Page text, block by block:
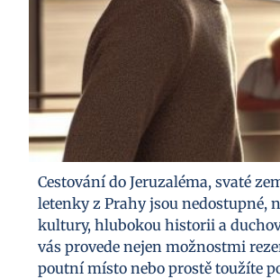
Cestování do Jeruzaléma, svaté
letenky z Prahy jsou nedostupné,
kultury, hlubokou historii a
vás provede nejen možnostmi
poutní místo nebo prostě toužíte